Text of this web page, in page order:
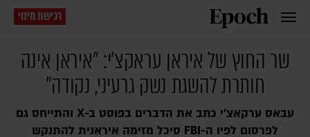
רכישת מינוי
שר החוץ של איראן עראקצ'י: "איראן אינה
חותרת להשגת נשק גרעיני, נקודה"
עבאס ערקאצ'י כתב את הדברים בפוסט ב-X והתייחס גם
לפרסום לפיו ה-FBI סיכל מזימה איראנית להתנקש